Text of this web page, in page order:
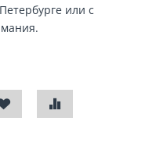
или с